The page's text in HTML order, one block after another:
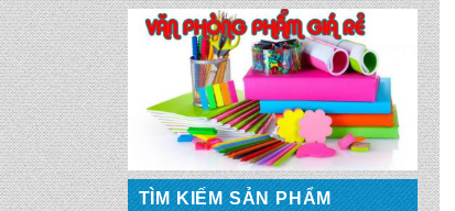
TÌM KIẾM SẢN PHẨM
TN 5014
CẶP HỌC SINH MS:
TN 5013
CẶP HỌC SINH MS:
TN 5012